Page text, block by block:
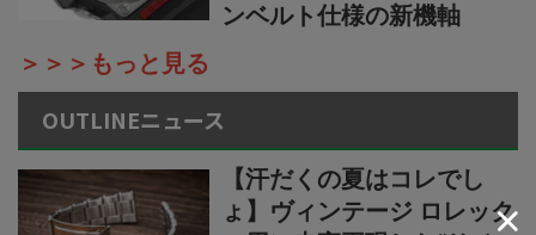
ンベルト仕様の新機軸
＞＞＞もっと見る
OUTLINEニュース
【汗だくの夏はコレでし
ょ】ヴィンテージ ロレック